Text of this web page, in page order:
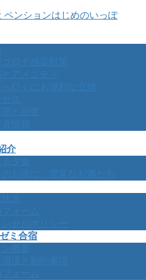
ペンションはじめのいっぽ
介
ミ合宿